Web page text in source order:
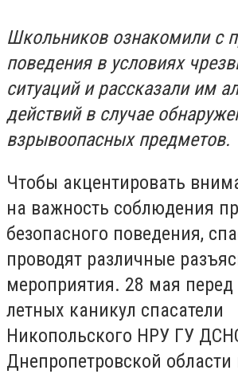
Школьников ознакомили с
поведения в условиях
ситуаций и рассказали им
действий в случае
взрывоопасных предметов.
Чтобы акцентировать
на важность соблюдения
безопасного поведения,
проводят различные
мероприятия. 28 мая
летных каникул спасатели
Никопольского НРУ ГУ
Днепропетровской области